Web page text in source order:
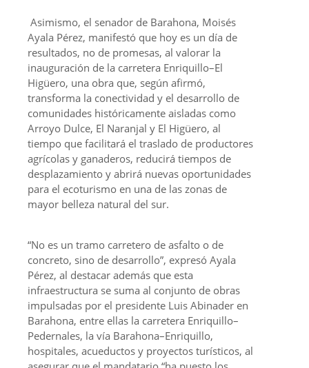
Asimismo, el senador de Barahona, Moisés
Ayala Pérez, manifestó que hoy es un día de
resultados, no de promesas, al valorar la
inauguración de la carretera Enriquillo–El
Higüero, una obra que, según afirmó,
transforma la conectividad y el desarrollo de
comunidades históricamente aisladas como
Arroyo Dulce, El Naranjal y El Higüero, al
tiempo que facilitará el traslado de productores
agrícolas y ganaderos, reducirá tiempos de
desplazamiento y abrirá nuevas oportunidades
para el ecoturismo en una de las zonas de
mayor belleza natural del sur.
“No es un tramo carretero de asfalto o de
concreto, sino de desarrollo”, expresó Ayala
Pérez, al destacar además que esta
infraestructura se suma al conjunto de obras
impulsadas por el presidente Luis Abinader en
Barahona, entre ellas la carretera Enriquillo–
Pedernales, la vía Barahona–Enriquillo,
hospitales, acueductos y proyectos turísticos, al